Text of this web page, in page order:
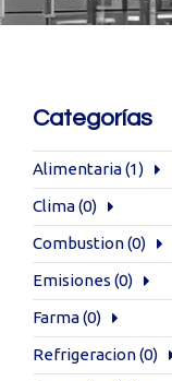
Categorías
Alimentaria(1)
Clima(0)
Combustion(0)
Emisiones (0)
Farma(0)
Refrigeracion(0)